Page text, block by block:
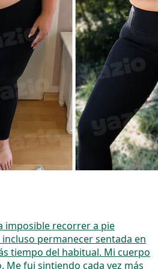
imposible recorrer a pie
permanecer sentada en
tiempo del habitual. Mi cuerpo
Me fui sintiendo cada vez más